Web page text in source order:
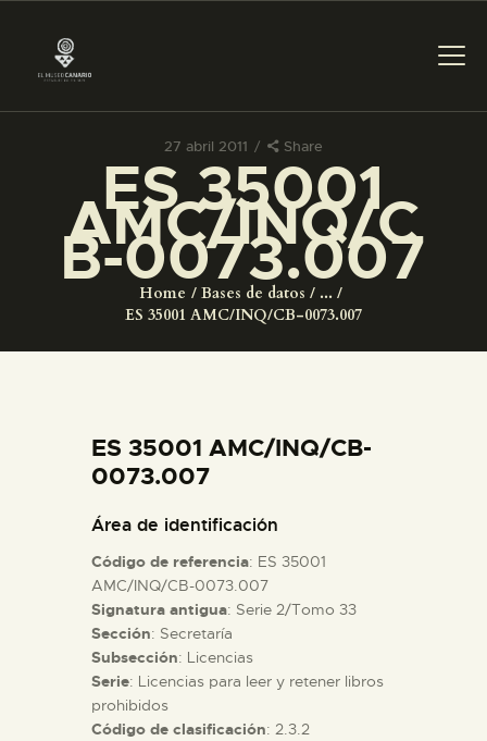
27 abril 2011 Share
ES 35001
AMC/INQ/C
B-0073.007
Home Bases de datos
...
ES 35001 AMC/INQ/CB-0073.007
PREPARAR LA VISITA
ACTIVIDADES
COLECCIONES
ESPAÑOL
PREPARAR LA VISITA
ACTIVIDADES
ES 35001 AMC/INQ/CB-
0073.007
Área de identificación
Código de referencia: ES 35001
AMC/INQ/CB-0073.007
Signatura antigua: Serie 2/Tomo 33
Sección: Secretaría
Subsección: Licencias
Serie: Licencias para leer y retener libros
prohibidos
Código de clasificación: 2.3.2